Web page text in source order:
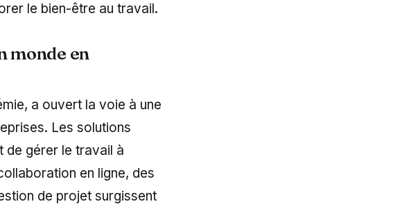
le bien-être au travail.
monde en
a ouvert la voie à une
Les solutions
de gérer le travail à
en ligne, des
de projet surgissent